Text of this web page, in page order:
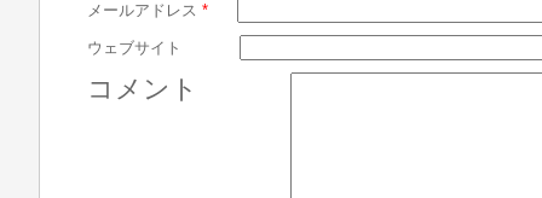
メールアドレス *
ウェブサイト
コメント